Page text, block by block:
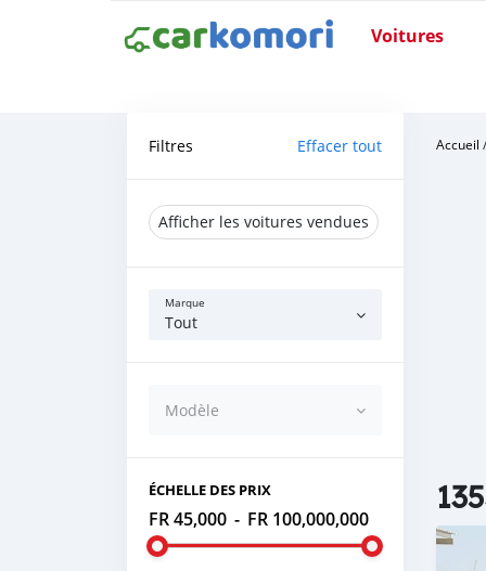
Voitures
Filtres Effacer tout
Afficher les voitures vendues
Marque
Tout
Modèle
ÉCHELLE DES PRIX
FR 45,000 - FR 100,000,000
Accueil